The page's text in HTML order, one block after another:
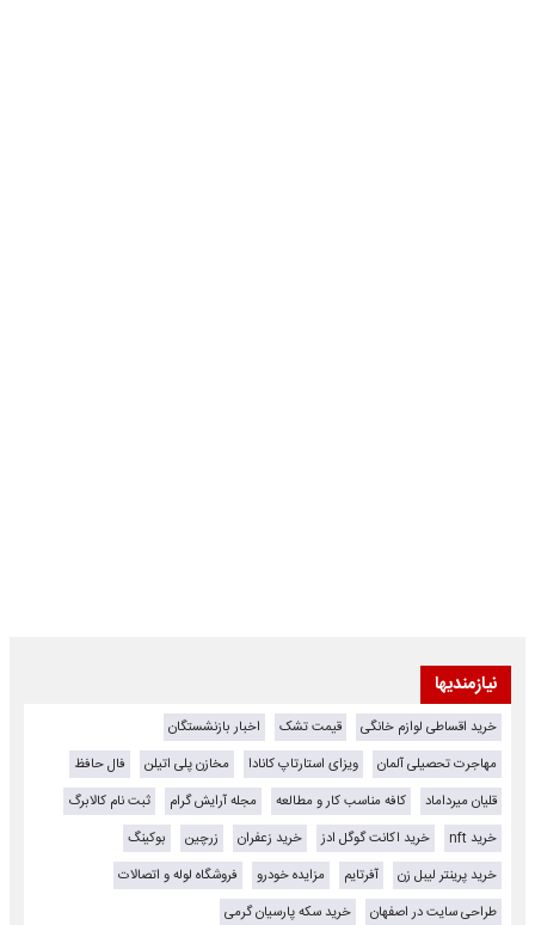
نیازمندیها
خرید اقساطی لوازم خانگی قیمت تشک
اخبار بازنشستگان
مهاجرت تحصیلی آلمان
ویزای استارتاپ کانادا مخازن پلی اتیلن
فال حافظ
قلیان میرداماد
کافه مناسب کار و مطالعه مجله آرایش گرام
ثبت نام کالابرگ
خرید nft
خرید اکانت گوگل ادز خرید زعفران زرچین
بوکینگ
خرید پرینتر لیبل زن
آفرتایم مزایده خودرو
فروشگاه لوله و اتصالات
طراحی سایت در اصفهان
خرید سکه پارسیان گرمی